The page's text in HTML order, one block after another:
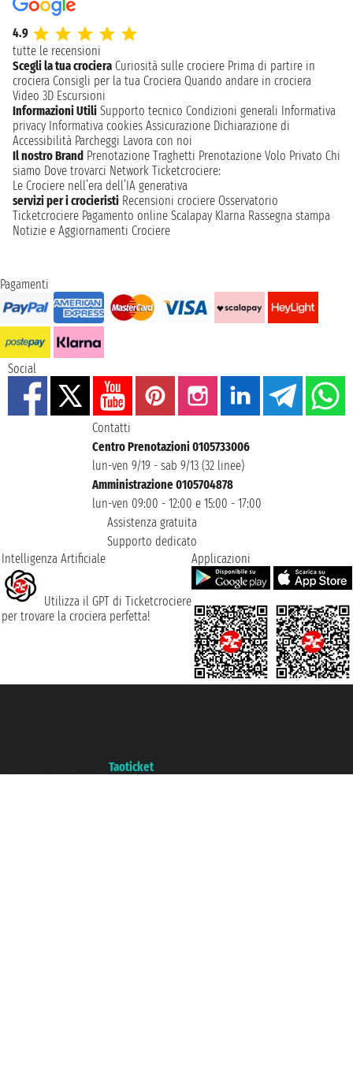
4.9
tutte le recensioni
Scegli la tua crociera Curiosità sulle crociere Prima di partire in
crociera Consigli per la tua Crociera Quando andare in crociera
Video 3D Escursioni
Informazioni Utili Supporto tecnico Condizioni generali Informativa
privacy Informativa cookies Assicurazione Dichiarazione di
Accessibilità Parcheggi Lavora con noi
Il nostro Brand Prenotazione Traghetti Prenotazione Volo Privato Chi
siamo Dove trovarci Network Ticketcrociere:
Le Crociere nell’era dell’IA generativa
servizi per i crocieristi Recensioni crociere Osservatorio
Ticketcrociere Pagamento online Scalapay Klarna Rassegna stampa
Notizie e Aggiornamenti Crociere
Pagamenti
Social
Contatti
Centro Prenotazioni 0105733006
lun-ven 9/19 - sab 9/13 (32 linee)
Amministrazione 0105704878
lun-ven 09:00 - 12:00 e 15:00 - 17:00
Assistenza gratuita
Supporto dedicato
Intelligenza Artificiale
Utilizza il GPT di Ticketcrociere
per trovare la crociera perfetta!
Applicazioni
Taoticket